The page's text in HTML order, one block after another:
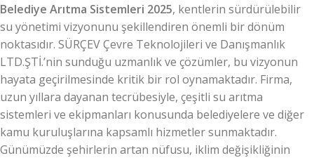
Belediye Arıtma Sistemleri 2025, kentlerin sürdürülebilir
su yönetimi vizyonunu şekillendiren önemli bir dönüm
noktasıdır. SÜRÇEV Çevre Teknolojileri ve Danışmanlık
LTD.ŞTİ.’nin sunduğu uzmanlık ve çözümler, bu vizyonun
hayata geçirilmesinde kritik bir rol oynamaktadır. Firma,
uzun yıllara dayanan tecrübesiyle, çeşitli su arıtma
sistemleri ve ekipmanları konusunda belediyelere ve diğer
kamu kuruluşlarına kapsamlı hizmetler sunmaktadır.
Günümüzde şehirlerin artan nüfusu, iklim değişikliğinin